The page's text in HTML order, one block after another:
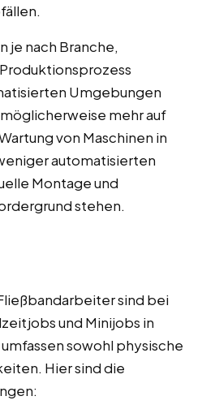
je nach Branche,
Umgebungen
mehr auf
von Maschinen in
automatisierten
Montage und
stehen.
sind bei
und Minijobs in
sowohl physische
Hier sind die